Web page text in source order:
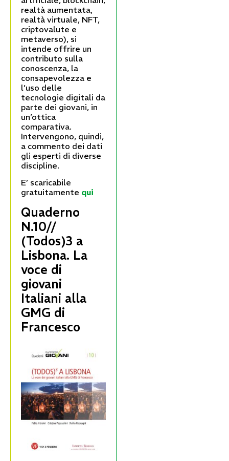
realtà aumentata,
realtà virtuale, NFT,
criptovalute e
metaverso), si
intende offrire un
contributo sulla
conoscenza, la
consapevolezza e
l’uso delle
tecnologie digitali da
parte dei giovani, in
un’ottica
comparativa.
Intervengono, quindi,
a commento dei dati
gli esperti di diverse
discipline.
E’ scaricabile
gratuitamente qui
Quaderno
N.10//
(Todos)3 a
Lisbona. La
voce di
giovani
Italiani alla
GMG di
Francesco